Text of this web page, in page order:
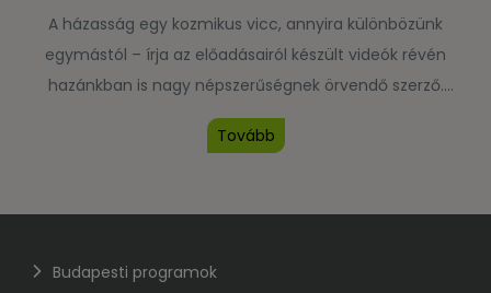
A házasság egy kozmikus vicc, annyira különbözünk
egymástól – írja az előadásairól készült videók révén
hazánkban is nagy népszerűségnek örvendő szerző.
Magyarul elsőként megjelenő könyvében kertelés nélkül,
ugyanakkor szórakoztató módon beszél arról, hogy a
Tovább
Budapesti programok